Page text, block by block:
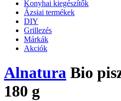
Konyhai kiegészítők
Ázsiai termékek
DIY
Grillezés
Márkák
Akciók
Alnatura Bio
180 g